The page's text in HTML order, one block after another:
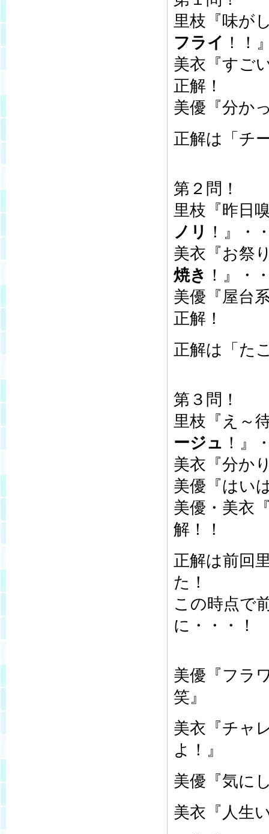
里枝『味が
フライ ！！
美衣『すご
正解！
美優『分か
正解は「チ
第２問！
里枝『昨日
ノリ ！』・
美衣『お祭
焼き ！』・
美優『屋台
正解！
正解は「た
第３問！
里枝『え～
ージュ ！』
美衣『分か
美優『はい
美優・美衣
解！！
正解は前回
た！
この時点で
に・・・！
美優『フラ
笑』
美衣『チャ
よ！』
美優『気に
美衣『人生